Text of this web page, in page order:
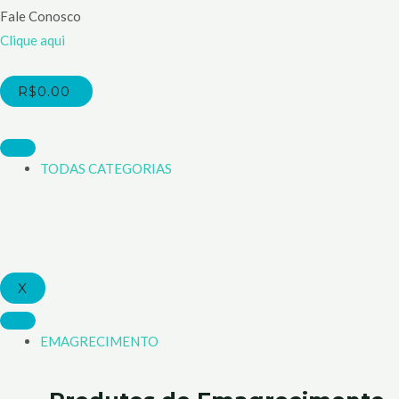
Fale Conosco
Clique aqui
R$0.00
CART
TODAS CATEGORIAS
X
EMAGRECIMENTO